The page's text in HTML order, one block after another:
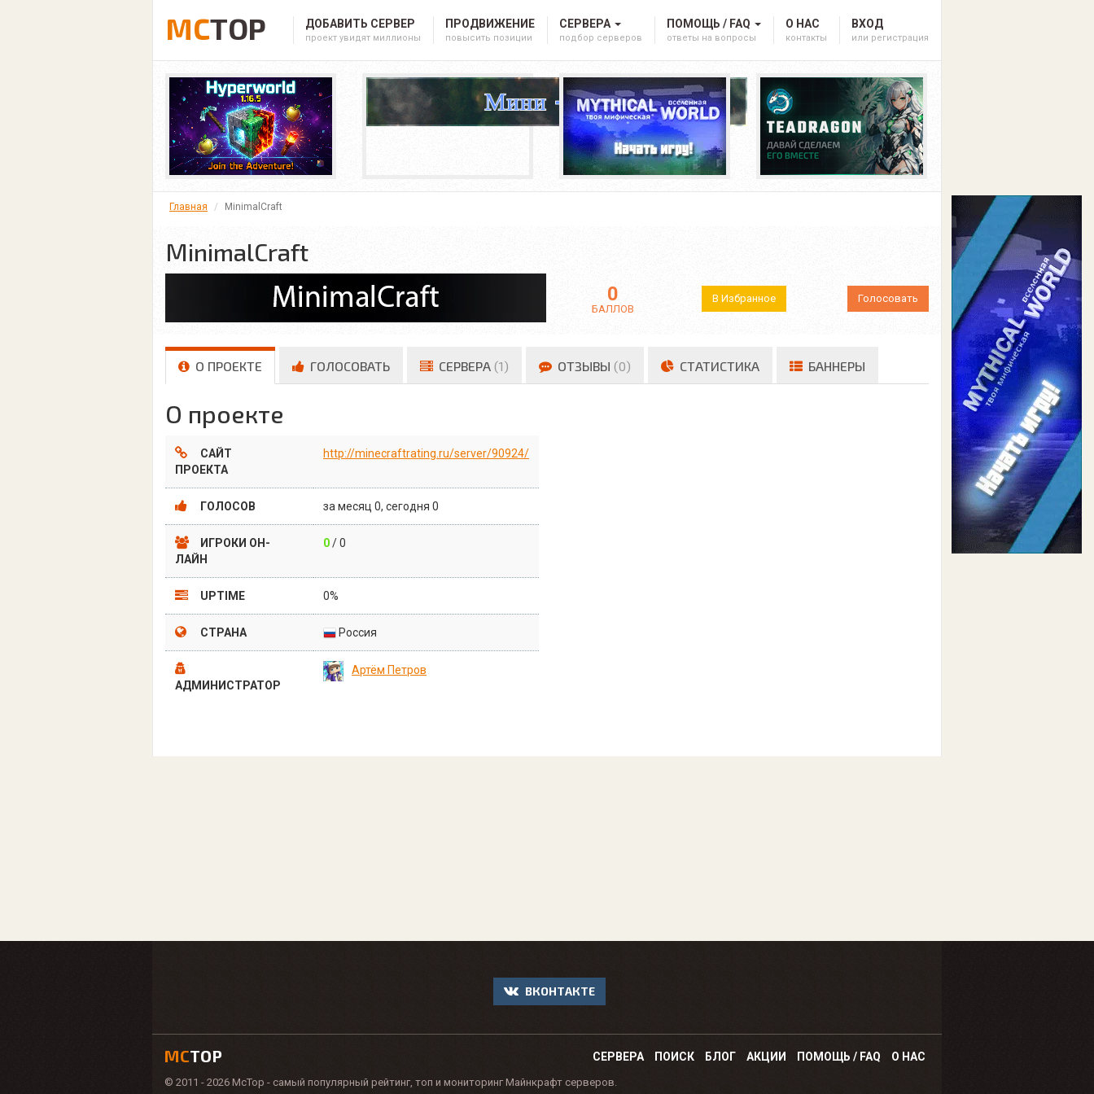
MCTOP ДОБАВИТЬ СЕРВЕР
проект увидят миллионы
ПРОДВИЖЕНИЕ
повысить позиции
СЕРВЕРА
подбор серверов
ПОМОЩЬ / FAQ
ответы на вопросы
О НАС
контакты
ВХОД
или регистрация
Главная MinimalCraft
MinimalCraft
0
БАЛЛОВ
В Избранное Голосовать
О ПРОЕКТЕ ГОЛОСОВАТЬ СЕРВЕРА (1) ОТЗЫВЫ (0) СТАТИСТИКА БАННЕРЫ
О проекте
САЙТ
ПРОЕКТА
http://minecraftrating.ru/server/90924/
ГОЛОСОВ за месяц 0, сегодня 0
ИГРОКИ ОН-
ЛАЙН
0/ 0
UPTIME 0%
СТРАНА Россия
АДМИНИСТРАТОР
Артём Петров
ВКОНТАКТЕ
MCTOP СЕРВЕРА ПОИСК БЛОГ АКЦИИ ПОМОЩЬ / FAQ О НАС
© 2011 - 2026 McTop - самый популярный рейтинг, топ и мониторинг Майнкрафт серверов.